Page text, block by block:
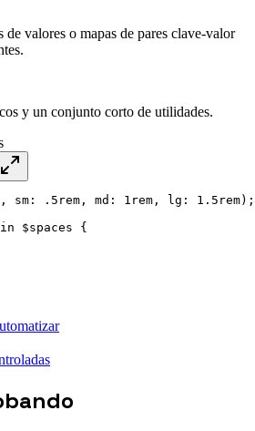
de valores o mapas de pares clave-valor
y un conjunto corto de utilidades.
sm: .5rem, md: 1rem, lg: 1.5rem);
in $spaces {